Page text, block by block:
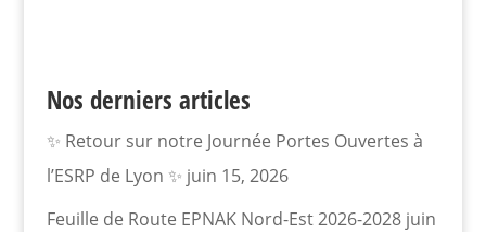
Nos derniers articles
✨ Retour sur notre Journée Portes Ouvertes à
l’ESRP de Lyon ✨ juin 15, 2026
Feuille de Route EPNAK Nord-Est 2026-2028 juin